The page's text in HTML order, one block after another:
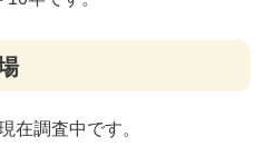
在調査中です。